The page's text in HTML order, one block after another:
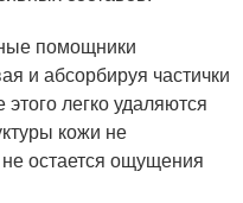
помощники
и абсорбируя частички
легко удаляются
кожи не
остается ощущения